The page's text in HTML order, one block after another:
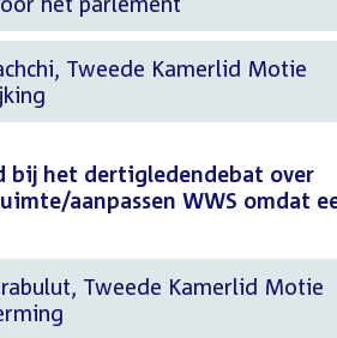
Tweede Kamerlid Motie
bij het dertigledendebat over
aanpassen WWS omdat
Tweede Kamerlid Motie